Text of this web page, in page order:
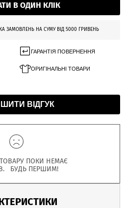
В ОДИН КЛІК
ЗАМОВЛЕНЬ НА СУМУ ВІД 5000 ГРИВЕНЬ
ГАРАНТІЯ ПОВЕРНЕННЯ
ОРИГІНАЛЬНІ ТОВАРИ
ВІДГУК
ПОКИ НЕМАЄ
БУДЬ ПЕРШИМ!